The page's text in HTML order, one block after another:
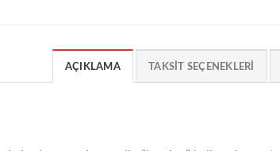
AÇIKLAMA TAKSIT SEÇENEKLERI